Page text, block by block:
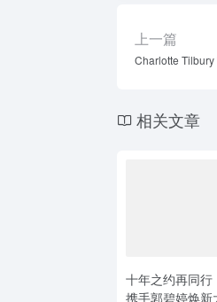
上一篇
Charlotte Tilbury
相关文章
十年之约再同行
携手郭碧婷焕新